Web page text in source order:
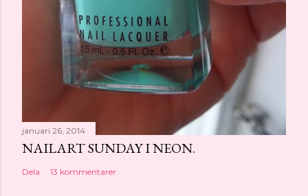
januari 26, 2014
NAILART SUNDAY I NEON.
Dela 13 kommentarer